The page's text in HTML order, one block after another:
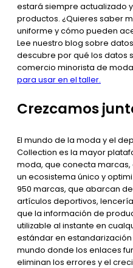
estará siempre actualizado
productos. ¿Quieres saber
uniforme y cómo pueden
Lee nuestro blog sobre
descubre por qué los datos
comercio minorista de
para usar en el taller.
Crezcamos
El mundo de la moda y el
Collection es la mayor
moda, que conecta marcas,
un ecosistema único y
950 marcas, que abarcan
artículos deportivos,
que la información de
utilizable al instante en
estándar en
mundo donde los enlaces
eliminan los errores y el